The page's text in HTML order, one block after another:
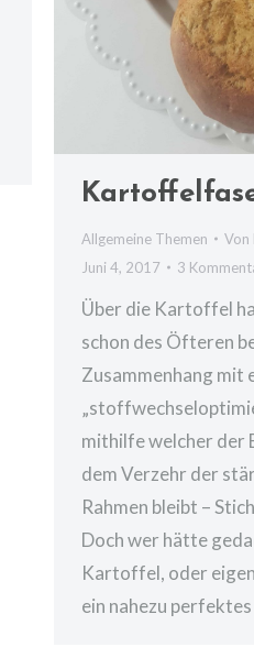
Allgemeine Themen Von
Juni 4, 2017
3
Über die Kartoffel
schon des Öfteren
Zusammenhang mit
mithilfe welcher der
dem Verzehr der
Rahmen bleibt –
Doch wer hätte
Kartoffel, oder
ein nahezu